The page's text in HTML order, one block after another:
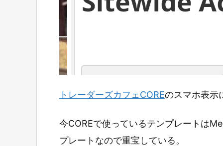
トレーダーズカフェCOREのスマホ表示
今COREで使っているテンプレートは
プレートなので重宝している。